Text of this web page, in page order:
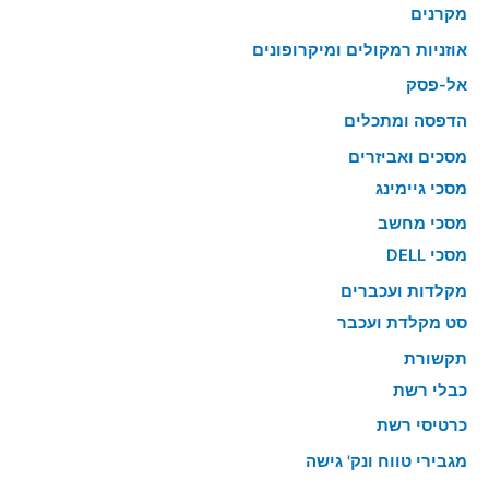
מקרנים
אוזניות רמקולים ומיקרופונים
אל-פסק
הדפסה ומתכלים
מסכים ואביזרים
מסכי גיימינג
מסכי מחשב
מסכי DELL
מקלדות ועכברים
סט מקלדת ועכבר
תקשורת
כבלי רשת
כרטיסי רשת
מגבירי טווח ונק' גישה